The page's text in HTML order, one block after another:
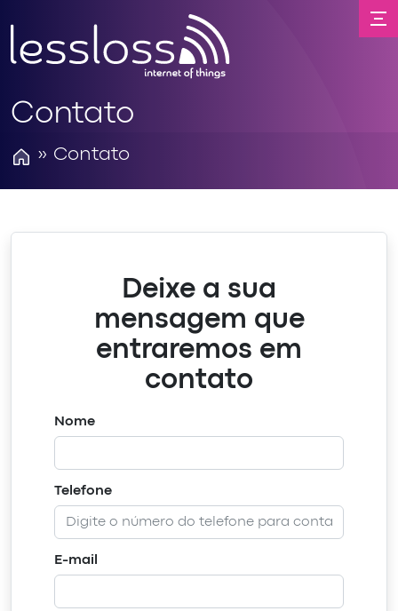
Contato
» Contato
Deixe a sua
mensagem que
entraremos em
contato
Nome
Telefone
E-mail